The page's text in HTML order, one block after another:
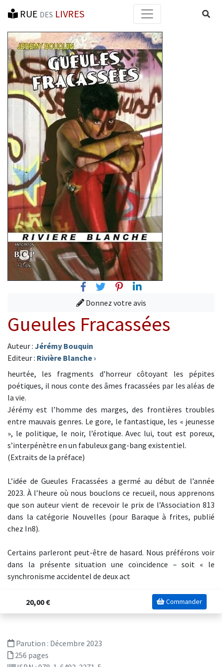
RUE DES LIVRES
FacebookTwitterPinterest
Linkedin
Donnez votre avis
Gueules Fracassées
Auteur : Jérémy Bouquin
Editeur : Rivière Blanche ›
heurtée, les fragments d’horreur côtoyant les pépites
poétiques, il nous conte des âmes fracassées par les aléas de
la vie.
Jérémy est l’homme des marges, des frontières troubles
entre mauvais genres. Le gore, le fantastique, les « jeunesse
», le politique, le noir, l’érotique. Avec lui, tout est poreux,
s’interpénètre en un fabuleux gang-bang existentiel.
(Extraits de la préface)
L’idée de Gueules Fracassées a germé au début de l’année
2023. À l’heure où nous bouclons ce recueil, nous apprenons
que son auteur vient de recevoir le prix de l’Association 813
dans la catégorie Nouvelles (pour Baraque à frites, publié
chez In8).
Certains parleront peut-être de hasard. Nous préférons voir
dans la présente situation une coïncidence – soit « le
synchronisme accidentel de deux act
20,00 € Commander
Parution : Décembre 2023
256 pages